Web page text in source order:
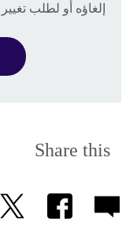
إلغاؤه أو لطلب
Share this